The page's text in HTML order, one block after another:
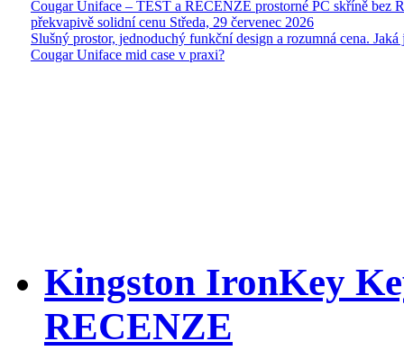
Cougar Uniface – TEST a RECENZE prostorné PC skříně bez
překvapivě solidní cenu Středa, 29 červenec 2026
Slušný prostor, jednoduchý funkční design a rozumná cena. Jaká
Cougar Uniface mid case v praxi?
Kingston IronKey
RECENZE